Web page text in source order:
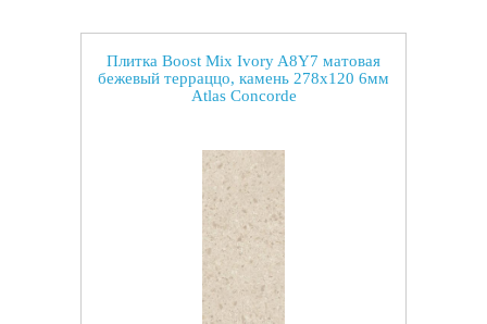
Плитка Boost Mix Ivory A8Y7 матовая
бежевый терраццо, камень 278x120 6мм
Atlas Concorde